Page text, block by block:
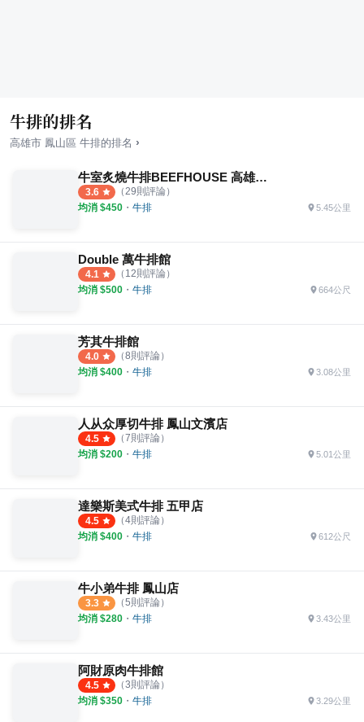
牛排的排名
高雄市 鳳山區 牛排的排名 ›
牛室炙燒牛排BEEFHOUSE 高雄鳳山店
3.6 （ 29則評論）
均消 $450 ・ 牛排 5.45公里
Double 萬牛排館
4.1 （ 12則評論）
均消 $500 ・ 牛排 664公尺
芳其牛排館
4.0 （8則評論）
均消 $400 ・ 牛排 3.08公里
人从众厚切牛排 鳳山文濱店
4.5 （7則評論）
均消 $200 ・ 牛排 5.01公里
達樂斯美式牛排 五甲店
4.5 （4則評論）
均消 $400 ・ 牛排 612公尺
牛小弟牛排 鳳山店
3.3 （5則評論）
均消 $280 ・ 牛排 3.43公里
阿財原肉牛排館
4.5 （3則評論）
均消 $350 ・ 牛排 3.29公里